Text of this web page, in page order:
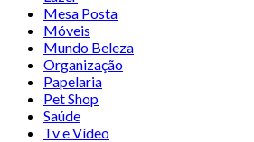
Mesa Posta
Móveis
Mundo Beleza
Organização
Papelaria
Pet Shop
Saúde
Tv e Vídeo